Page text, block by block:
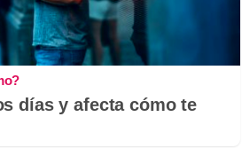
días y afecta cómo te